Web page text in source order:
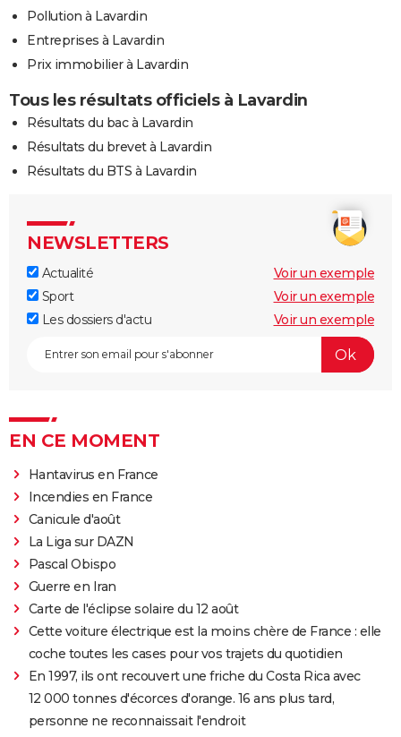
Pollution à Lavardin
Entreprises à Lavardin
Prix immobilier à Lavardin
Tous les résultats officiels à Lavardin
Résultats du bac à Lavardin
Résultats du brevet à Lavardin
Résultats du BTS à Lavardin
NEWSLETTERS
Actualité
Voir un exemple
Sport
Voir un exemple
Les dossiers d'actu
Voir un exemple
EN CE MOMENT
Hantavirus en France
Incendies en France
Canicule d'août
La Liga sur DAZN
Pascal Obispo
Guerre en Iran
Carte de l'éclipse solaire du 12 août
Cette voiture électrique est la moins chère de France : elle
coche toutes les cases pour vos trajets du quotidien
En 1997, ils ont recouvert une friche du Costa Rica avec
12 000 tonnes d'écorces d'orange. 16 ans plus tard,
personne ne reconnaissait l'endroit